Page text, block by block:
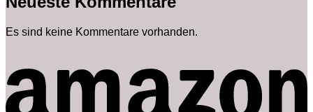
Es sind keine Kommentare vorhanden.